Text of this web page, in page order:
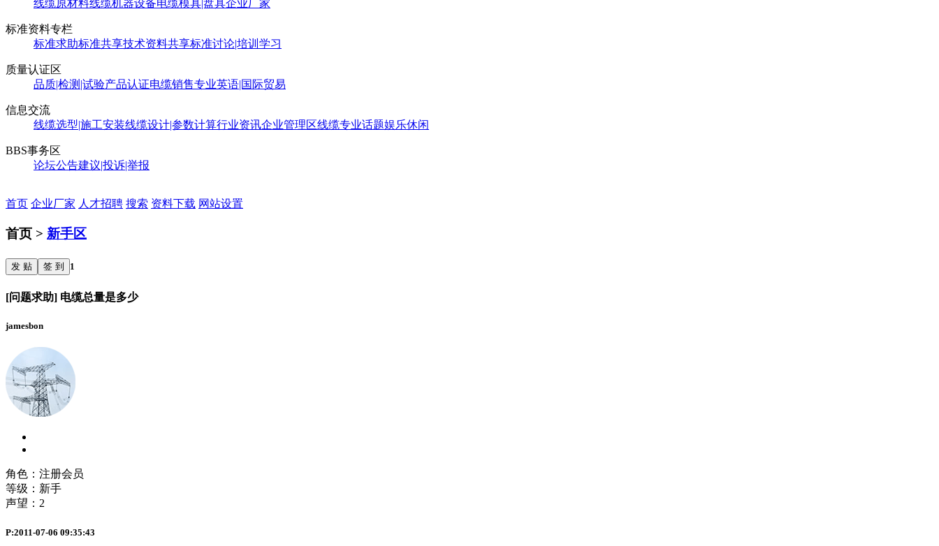
线缆原材料线缆机器设备电缆模具|盘具企业厂家
标准资料专栏
标准求助标准共享技术资料共享标准讨论|培训学习
质量认证区
品质|检测|试验产品认证电缆销售专业英语|国际贸易
信息交流
线缆选型|施工安装线缆设计|参数计算行业资讯企业管理区线缆专业话题娱乐休闲
BBS事务区
论坛公告建议|投诉|举报
首页 企业厂家 人才招聘 搜索 资料下载 网站设置
首页 > 新手区
发 贴 签 到 1
[问题求助] 电缆总量是多少
jamesbon
角色：注册会员
等级：新手
声望： 2
P:2011-07-06 09:35:43